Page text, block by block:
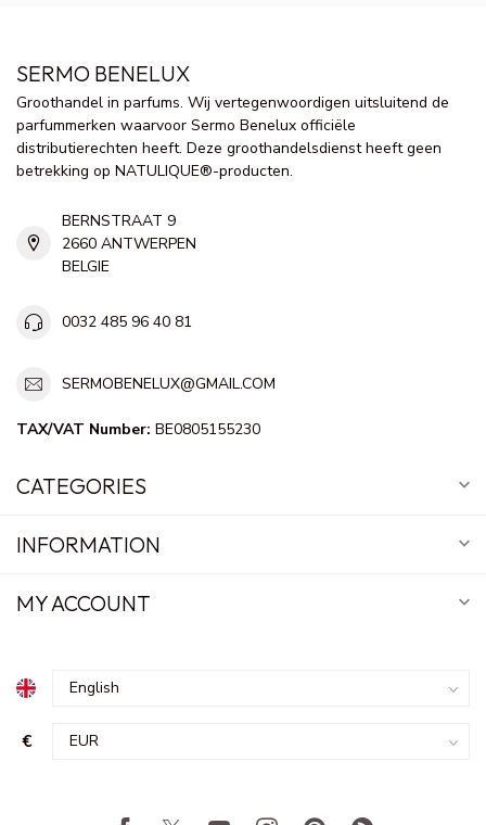
SERMO BENELUX
Groothandel in parfums. Wij vertegenwoordigen uitsluitend de
parfummerken waarvoor Sermo Benelux officiële
distributierechten heeft. Deze groothandelsdienst heeft geen
betrekking op NATULIQUE®-producten.
BERNSTRAAT 9
2660 ANTWERPEN
BELGIE
0032 485 96 40 81
SERMOBENELUX@GMAIL.COM
TAX/VAT Number: BE0805155230
CATEGORIES
INFORMATION
MY ACCOUNT
€